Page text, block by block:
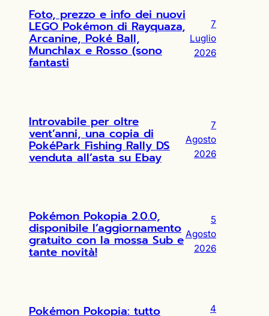
Foto, prezzo e info dei nuovi
LEGO Pokémon di Rayquaza,
Arcanine, Poké Ball,
Munchlax e Rosso (sono
fantasti
7
Luglio
2026
Introvabile per oltre
vent’anni, una copia di
PokéPark Fishing Rally DS
venduta all’asta su Ebay
7
Agosto
2026
Pokémon Pokopia 2.0.0,
disponibile l’aggiornamento
gratuito con la mossa Sub e
tante novità!
5
Agosto
2026
Pokémon Pokopia: tutto 4